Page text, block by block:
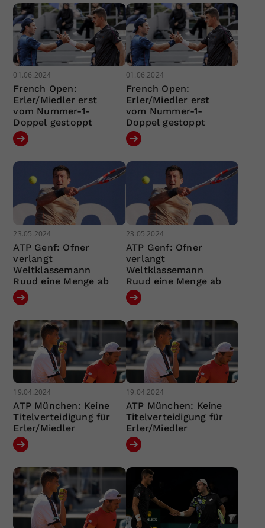
01.06.2024
French Open:
Erler/Miedler erst
vom Nummer-1-
Doppel gestoppt
01.06.2024
French Open:
Erler/Miedler erst
vom Nummer-1-
Doppel gestoppt
23.05.2024
ATP Genf: Ofner
verlangt
Weltklassemann
Ruud eine Menge ab
23.05.2024
ATP Genf: Ofner
verlangt
Weltklassemann
Ruud eine Menge ab
19.04.2024
ATP München: Keine
Titelverteidigung für
Erler/Miedler
19.04.2024
ATP München: Keine
Titelverteidigung für
Erler/Miedler